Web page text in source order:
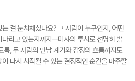
걸 눈치채셨나요? 그 사람이 누구인지, 어떤
리고 있는지까지—미샤의 투시로 선명히 밝
, 두 사람의 만남 계기와 감정의 흐름까지도
다시 시작될 수 있는 결정적인 순간을 마주할